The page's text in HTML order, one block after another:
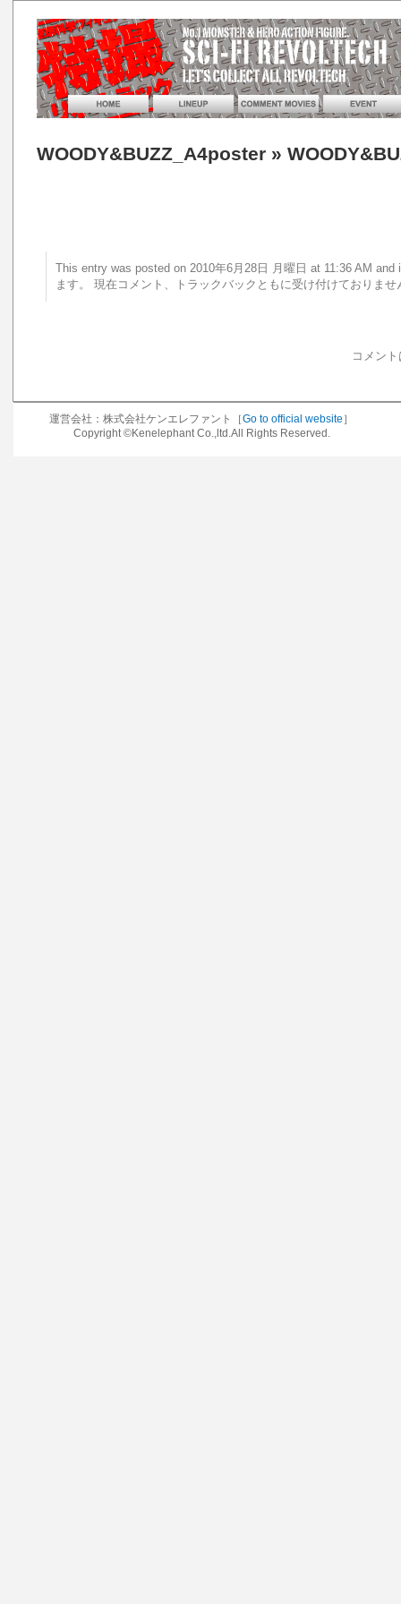
WOODY&BUZZ_A4poster »
This entry was posted on 2010年6月28日 月曜日 at 11:36 AM
ます。 現在コメント、トラックバックともに受け付けておりませ
コメン
運営会社：株式会社ケンエレファント［Go to official website ］
Copyright ©Kenelephant Co.,ltd.All Rights Reserved.